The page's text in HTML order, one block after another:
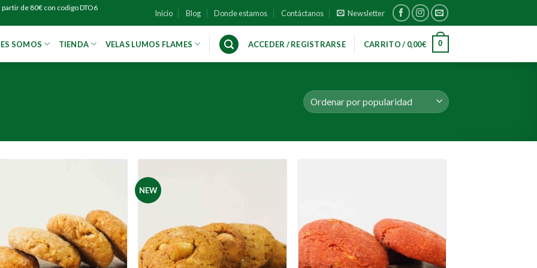
partir de 80€ con codigo DTO6
Inicio Blog Donde estamos Contáctanos Newsletter
SOMOS TIENDA VELAS LUMOS FLAMES ACCEDER / REGISTRARSE CARRITO / 0,00€ 0
NEW